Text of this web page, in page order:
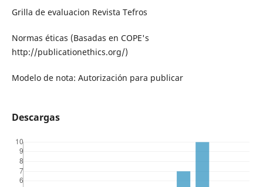
Grilla de evaluacion Revista Tefros
Normas éticas (Basadas en COPE's
http://publicationethics.org/)
Modelo de nota: Autorización para publicar
Descargas